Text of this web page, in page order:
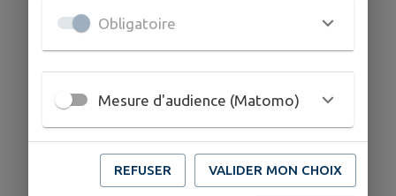
Obligatoire
Mesure d'audience (Matomo)
REFUSER VALIDER MON CHOIX